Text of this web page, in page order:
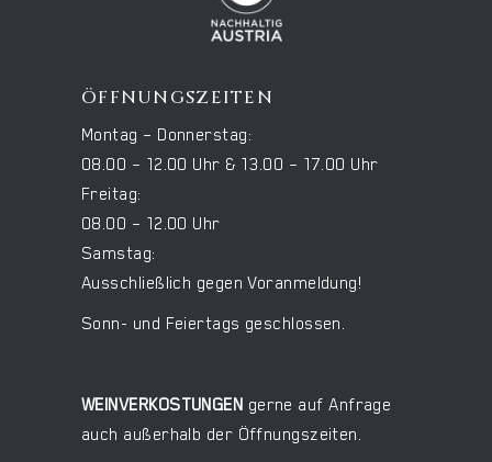
ÖFFNUNGSZEITEN
Montag – Donnerstag:
08.00 – 12.00 Uhr & 13.00 – 17.00 Uhr
Freitag:
08.00 – 12.00 Uhr
Samstag:
Ausschließlich gegen Voranmeldung!
Sonn- und Feiertags geschlossen.
WEINVERKOSTUNGEN gerne auf Anfrage
auch außerhalb der Öffnungszeiten.